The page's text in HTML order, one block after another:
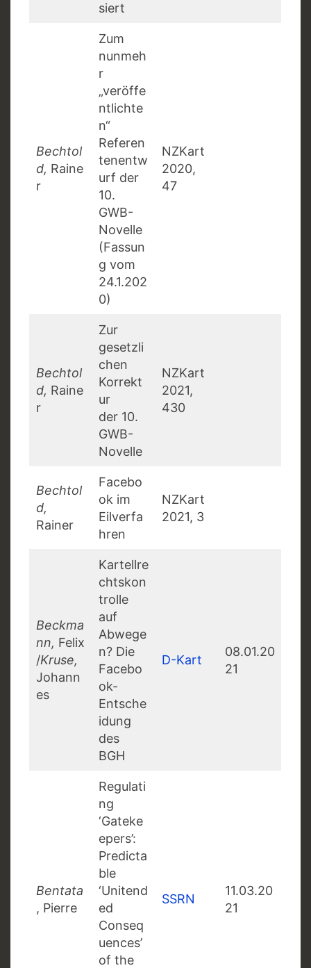
siert
Bechtol
d, Raine
r
Zum
nunmeh
r
„veröffe
ntlichte
n“
Referen
tenentw
urf der
10.
GWB-
Novelle
(Fassun
g vom
24.1.202
0)
NZKart
2020,
47
Bechtol
d, Raine
r
Zur
gesetzli
chen
Korrekt
ur
der 10.
GWB-
Novelle
NZKart
2021,
430
Bechtol
d,
Rainer
Facebo
ok im
Eilverfa
hren
NZKart
2021, 3
Beckma
nn, Felix
/Kruse,
Johann
es
Kartellre
chtskon
trolle
auf
Abwege
n? Die
Facebo
ok-
Entsche
idung
des
BGH
D-Kart
08.01.20
21
Bentata
, Pierre
Regulati
ng
‘Gateke
epers’:
Predicta
ble
‘Unitend
ed
Conseq
uences’
of the
SSRN
11.03.20
21